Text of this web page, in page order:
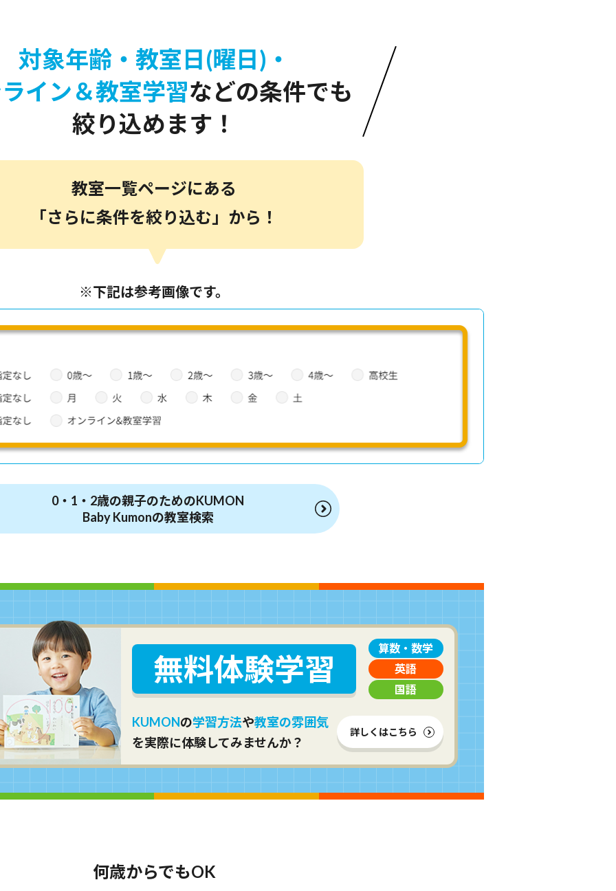
対象年齢・教室日(曜日)・
イン＆教室学習などの条件でも
絞り込めます！
教室一覧ページにある
「さらに条件を絞り込む」から！
※下記は参考画像です。
0・1・2歳の親子のためのKUMON
Baby Kumonの教室検索
無料体験学習
算数・数学
英語
国語
KUMONの学習方法や教室の雰囲気
を実際に体験してみませんか？
詳しくはこちら
何歳からでもOK